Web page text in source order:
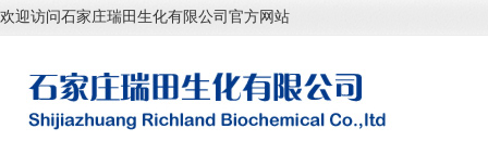
欢迎访问石家庄瑞田生化有限公司官方网站